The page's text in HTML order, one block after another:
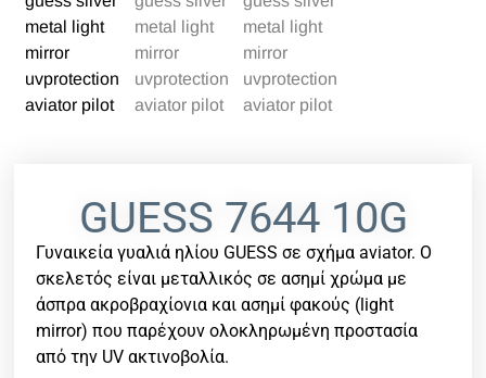
GUESS 7644 10G
Γυναικεία γυαλιά ηλίου GUESS σε σχήμα aviator. Ο
σκελετός είναι μεταλλικός σε ασημί χρώμα με
άσπρα ακροβραχίονια και ασημί φακούς (light
mirror) που παρέχουν ολοκληρωμένη προστασία
από την UV ακτινοβολία.